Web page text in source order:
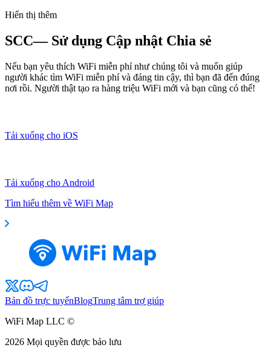
Hiển thị thêm
SCC— Sử dụng Cập nhật Chia sẻ
Nếu bạn yêu thích WiFi miễn phí như chúng tôi và muốn giúp
người khác tìm WiFi miễn phí và đáng tin cậy, thì bạn đã đến đúng
nơi rồi. Người thật tạo ra hàng triệu WiFi mới và bạn cũng có thể!
Tải xuống cho iOS
Tải xuống cho Android
Tìm hiểu thêm về WiFi Map
Bản đồ trực tuyếnBlogTrung tâm trợ giúp
WiFi Map LLC ©
2026 Mọi quyền được bảo lưu